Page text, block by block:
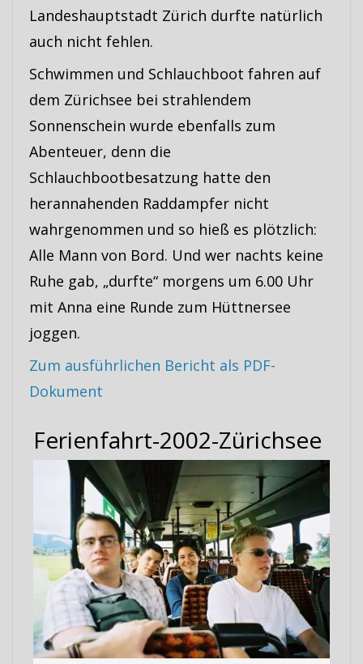
Landeshauptstadt Zürich durfte natürlich
auch nicht fehlen.
Schwimmen und Schlauchboot fahren auf
dem Zürichsee bei strahlendem
Sonnenschein wurde ebenfalls zum
Abenteuer, denn die
Schlauchbootbesatzung hatte den
herannahenden Raddampfer nicht
wahrgenommen und so hieß es plötzlich:
Alle Mann von Bord. Und wer nachts keine
Ruhe gab, „durfte“ morgens um 6.00 Uhr
mit Anna eine Runde zum Hüttnersee
joggen.
Zum ausführlichen Bericht als PDF-
Dokument
Ferienfahrt-2002-Zürichsee